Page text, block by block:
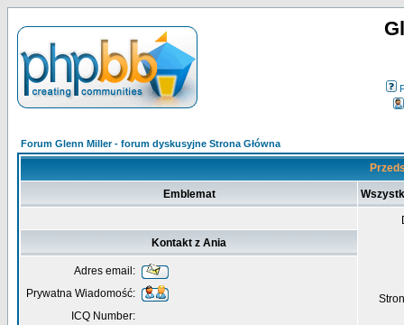
Forum Glenn Miller - forum dyskusyjne Strona Główna
Emblemat
Kontakt z Ania
Adres email:
Prywatna Wiadomość:
ICQ Number: